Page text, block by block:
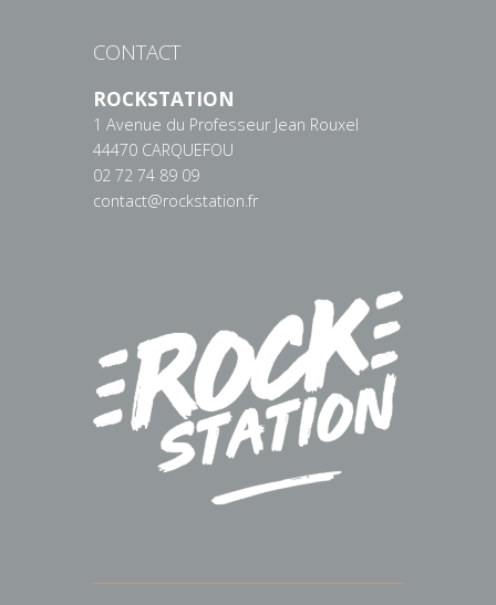
CONTACT
ROCKSTATION
1 Avenue du Professeur Jean Rouxel
44470 CARQUEFOU
02 72 74 89 09
contact@rockstation.fr